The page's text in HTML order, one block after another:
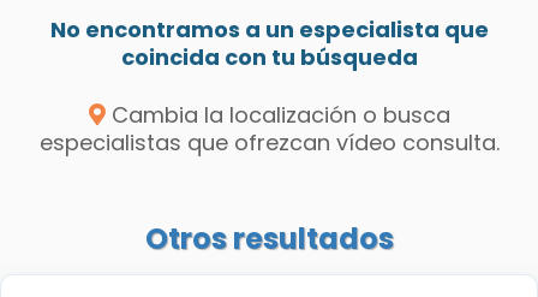
No encontramos a un especialista que
coincida con tu búsqueda
Cambia la localización o busca
especialistas que ofrezcan vídeo consulta.
Otros resultados